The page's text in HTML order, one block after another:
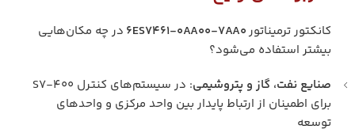
کانکتور ترمیناتور6ES7461-0AA00-7AA0 در چه مکان‌هایی
بیشتر استفاده می‌شود؟
صنایع نفت، گاز و پتروشیمی
: در سیستم‌های کنترل S7-400
برای اطمینان از ارتباط پایدار بین واحد مرکزی و واحدهای
توسعه